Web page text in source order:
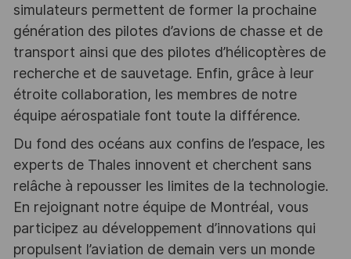
simulateurs permettent de former la prochaine
génération des pilotes d’avions de chasse et de
transport ainsi que des pilotes d’hélicoptères de
recherche et de sauvetage. Enfin, grâce à leur
étroite collaboration, les membres de notre
équipe aérospatiale font toute la différence.
Du fond des océans aux confins de l’espace, les
experts de Thales innovent et cherchent sans
relâche à repousser les limites de la technologie.
En rejoignant notre équipe de Montréal, vous
participez au développement d’innovations qui
propulsent l’aviation de demain vers un monde